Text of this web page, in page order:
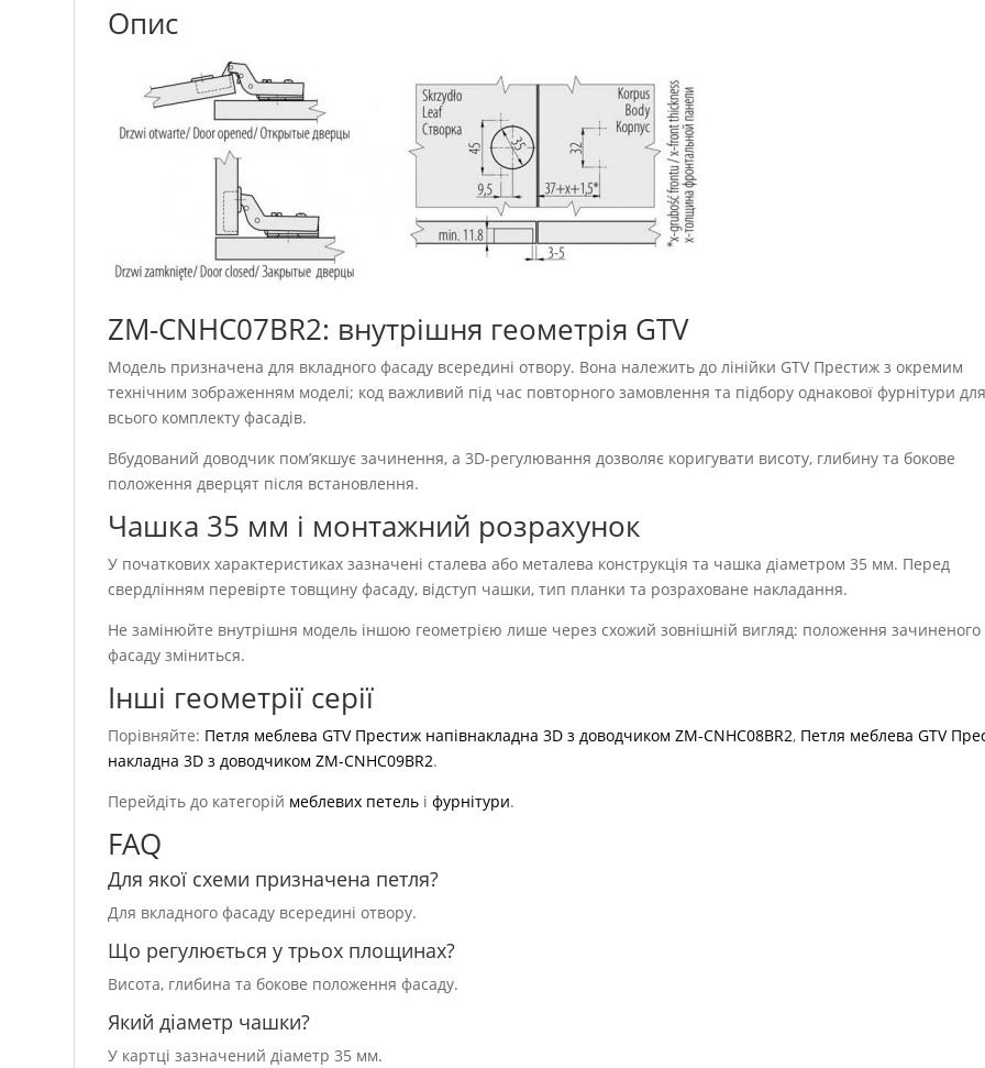
Опис
ZM-CNHC07BR2: внутрішня геометрія GTV
Модель призначена для вкладного фасаду всередині отвору. Вона належить до лінійки GTV Престиж з окремим
технічним зображенням моделі; код важливий під час повторного замовлення та підбору однакової фурнітури
всього комплекту фасадів.
Вбудований доводчик пом’якшує зачинення, а 3D-регулювання дозволяє коригувати висоту, глибину та бокове
положення дверцят після встановлення.
Чашка 35 мм і монтажний розрахунок
У початкових характеристиках зазначені сталева або металева конструкція та чашка діаметром 35 мм. Перед
свердлінням перевірте товщину фасаду, відступ чашки, тип планки та розраховане накладання.
Не замінюйте внутрішня модель іншою геометрією лише через схожий зовнішній вигляд: положення зачиненого
фасаду зміниться.
Інші геометрії серії
Порівняйте: Петля меблева GTV Престиж напівнакладна 3D з доводчиком ZM-CNHC08BR2, Петля меблева GTV
накладна 3D з доводчиком ZM-CNHC09BR2.
Перейдіть до категорій меблевих петель іфурнітури.
FAQ
Для якої схеми призначена петля?
Для вкладного фасаду всередині отвору.
Що регулюється у трьох площинах?
Висота, глибина та бокове положення фасаду.
Який діаметр чашки?
У картці зазначений діаметр 35 мм.